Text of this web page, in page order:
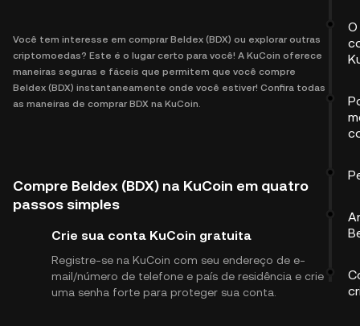
Você tem interesse em comprar Beldex (BDX) ou explorar outras
criptomoedas? Este é o lugar certo para você! A KuCoin oferece
maneiras seguras e fáceis que permitem que você compre
Beldex (BDX) instantaneamente onde você estiver! Confira todas
as maneiras de comprar BDX na KuCoin.
Compre Beldex (BDX) na KuCoin em quatro
passos simples
Crie sua conta KuCoin gratuita
Registre-se na KuCoin com seu endereço de e-
mail/número de telefone e país de residência e crie
uma senha forte para proteger sua conta.